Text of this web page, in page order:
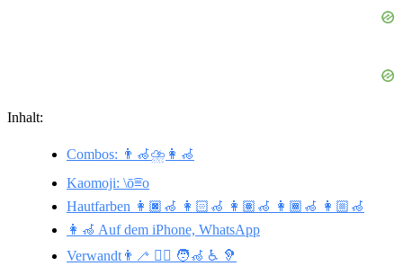
Inhalt:
Combos: 👨‍🦽⛈️👩‍🦽
Kaomoji: \ō͡≡o
Hautfarben 👩🏿‍🦽 👩🏻‍🦽 👩🏽‍🦽 👩🏾‍🦽 👩🏼‍🦽
👩‍🦽 Auf dem iPhone, WhatsApp
Verwandt👨‍🦯 🐕‍🦺 🧑‍🦽 ♿ 🦻